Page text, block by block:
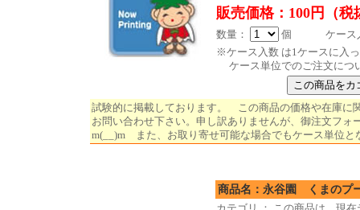
販売価格：100円（税
数量：
個 ケース入
※ケース入数 は1ケースに入
ケース単位でのご注文につ
試験的に掲載しております。 この商品の価格や在庫に
お問い合わせ下さい。申し訳ありませんが、御注文フォ
m(__)m また、お取り寄せ可能な場合でもケース単位と
商品名：永谷園 くまの